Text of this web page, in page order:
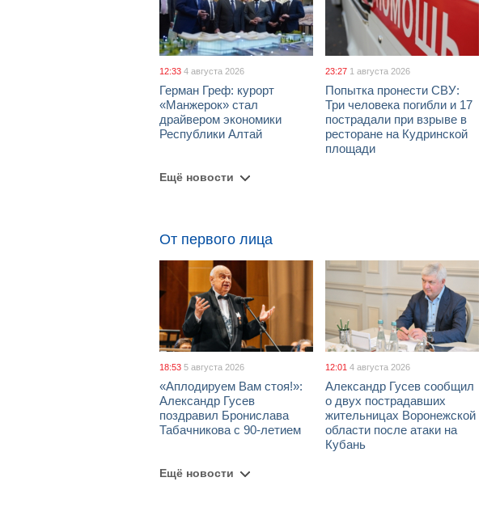
12:33 4 августа 2026
Герман Греф: курорт
«Манжерок» стал
драйвером экономики
Республики Алтай
23:27 1 августа 2026
Попытка пронести СВУ:
Три человека погибли и 17
пострадали при взрыве в
ресторане на Кудринской
площади
Ещё новости
От первого лица
18:53 5 августа 2026
«Аплодируем Вам стоя!»:
Александр Гусев
поздравил Бронислава
Табачникова с 90-летием
12:01 4 августа 2026
Александр Гусев сообщил
о двух пострадавших
жительницах Воронежской
области после атаки на
Кубань
Ещё новости